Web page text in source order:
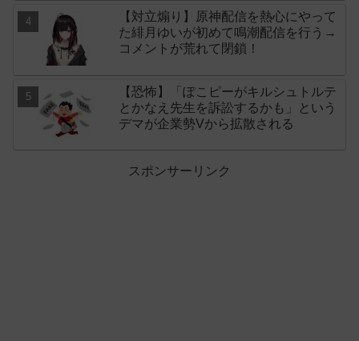
【対立煽り】原神配信を熱心にやって
た緋月ゆいが初めて鳴潮配信を行う→
コメントが荒れて閉鎖！
【恐怖】「ぽこピーがキルシュトルテ
とかなえ先生を訴訟するかも」という
デマが企業勢Vから拡散される
スポンサーリンク